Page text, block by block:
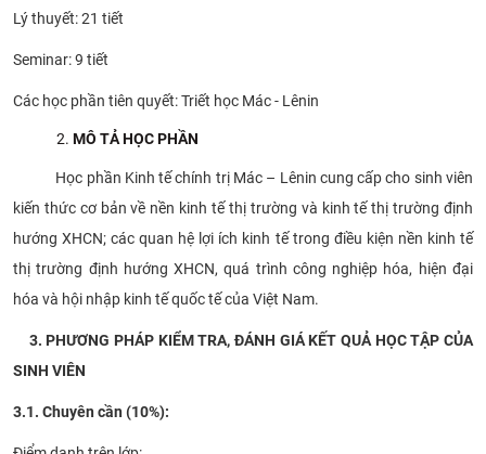
Lý thuyết: 21 tiết
Seminar: 9 tiết
Các học phần tiên quyết: Triết học Mác - Lênin
MÔ TẢ HỌC PHẦN
Học phần Kinh tế chính trị Mác – Lênin cung cấp cho sinh viên
kiến thức cơ bản về nền kinh tế thị trường và kinh tế thị trường định
hướng XHCN; các quan hệ lợi ích kinh tế trong điều kiện nền kinh tế
thị trường định hướng XHCN, quá trình công nghiệp hóa, hiện đại
hóa và hội nhập kinh tế quốc tế của Việt Nam.
3. PHƯƠNG PHÁP KIỂM TRA, ĐÁNH GIÁ KẾT QUẢ HỌC TẬP CỦA
SINH VIÊN
3.1. Chuyên cần (10%):